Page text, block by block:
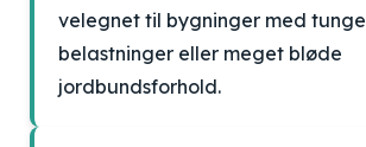
velegnet til bygninger med tunge
belastninger eller meget bløde
jordbundsforhold.